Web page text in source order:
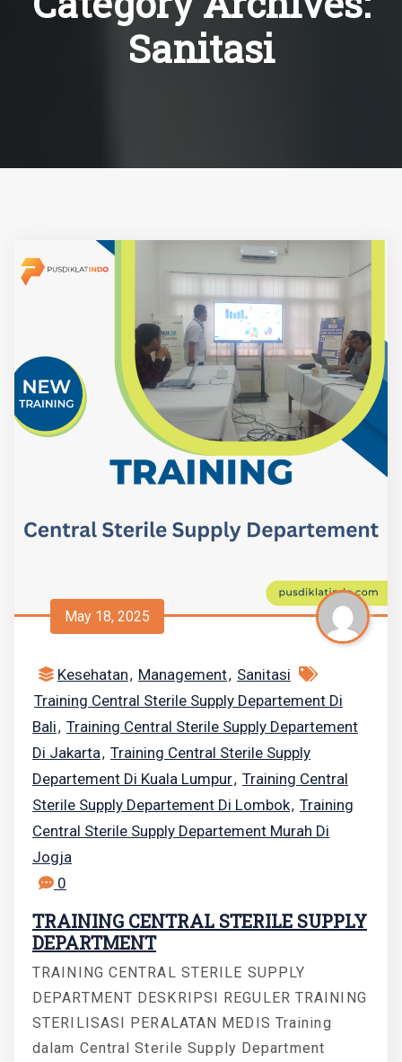
Sanitasi
May 18, 2025
Kesehatan, Management, Sanitasi
Training Central Sterile Supply Departement Di
Bali, Training Central Sterile Supply Departement
Di Jakarta, Training Central Sterile Supply
Departement Di Kuala Lumpur, Training Central
Sterile Supply Departement Di Lombok, Training
Central Sterile Supply Departement Murah Di
Jogja
0
TRAINING CENTRAL STERILE SUPPLY
DEPARTMENT
TRAINING CENTRAL STERILE SUPPLY
DEPARTMENT DESKRIPSI REGULER TRAINING
STERILISASI PERALATAN MEDIS Training
dalam Central Sterile Supply Department